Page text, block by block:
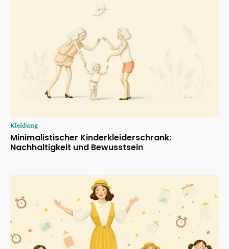
Kleidung
Minimalistischer Kinderkleiderschrank:
Nachhaltigkeit und Bewusstsein